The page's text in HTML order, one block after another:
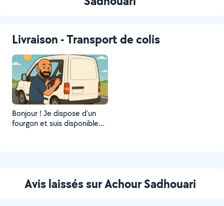
Livraison - Transport de colis
Bonjour ! Je dispose d’un
fourgon et suis disponible
Avis laissés sur Achour Sadhouari